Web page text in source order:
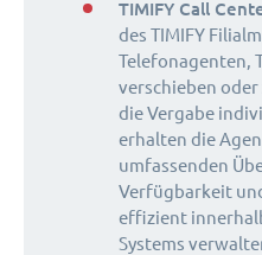
TIMIFY Call
des TIMIFY
Telefonagenten,
verschieben
die Vergabe
erhalten die
umfassenden
Verfügbarkeit
effizient
Systems